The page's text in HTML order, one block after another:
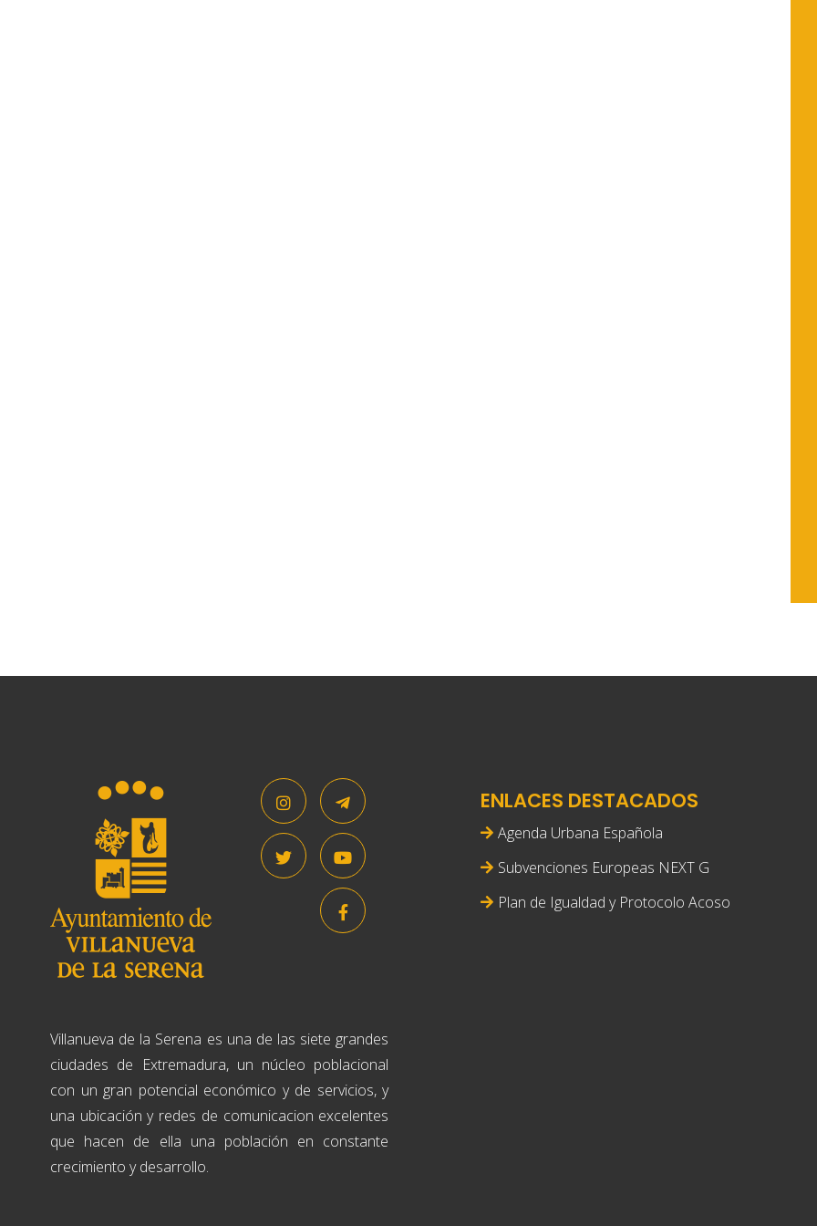
Villanueva de la Serena es una de las siete grandes
ciudades de Extremadura, un núcleo poblacional
con un gran potencial económico y de servicios, y
una ubicación y redes de comunicacion excelentes
que hacen de ella una población en constante
crecimiento y desarrollo.
ENLACES DESTACADOS
Agenda Urbana Española
Subvenciones Europeas NEXT G
Plan de Igualdad y Protocolo Acoso